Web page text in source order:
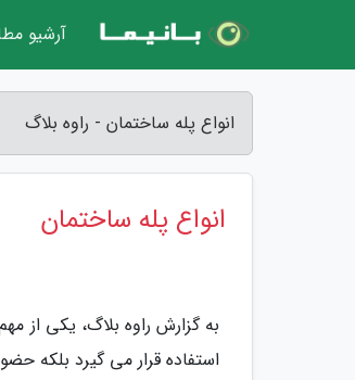
انواع پله ساختمان - راوه بلاگ
انواع پله ساختمان
به گزارش راوه بلاگ، یکی از
استفاده قرار می گیرد بلکه
آرشیو